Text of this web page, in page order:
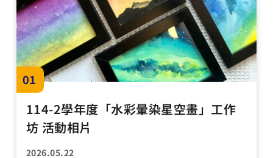
01
114-2學年度「水彩暈染星空畫」工作
坊 活動相片
2026.05.22